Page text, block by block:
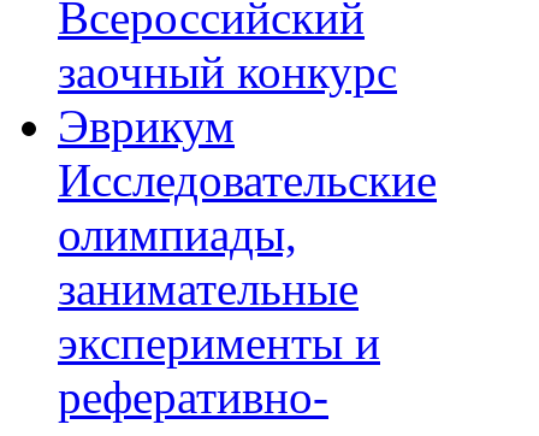
Всероссийский
заочный конкурс
Эврикум
Исследовательские
олимпиады,
занимательные
эксперименты и
реферативно-